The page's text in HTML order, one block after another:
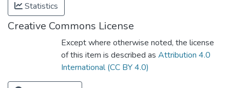
Statistics
Creative Commons License
Except where otherwise noted, the license
of this item is described as Attribution 4.0
International (CC BY 4.0)